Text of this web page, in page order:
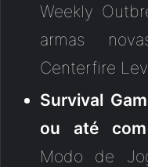
Weekly
armas
Centerfire
Survival
ou até
Modo de